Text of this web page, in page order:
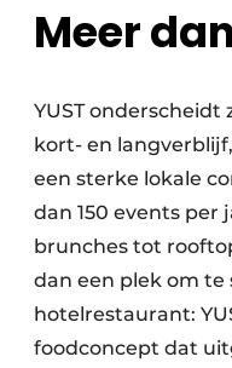
Meer
YUST onderscheidt
kort- en
een sterke lokale
dan 150 events per
brunches tot
dan een plek om te
hotelrestaurant:
foodconcept dat